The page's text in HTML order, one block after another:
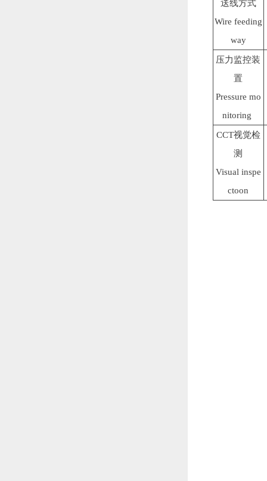
送线方式
Wire feeding
way
压力监控装
置
Pressure mo
nitoring
CCT视觉检
测
Visual inspe
ctoon